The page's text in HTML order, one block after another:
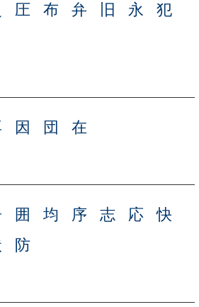
圧 布 弁 旧 永
犯
因 団 在
囲 均 序 志 応
快
防